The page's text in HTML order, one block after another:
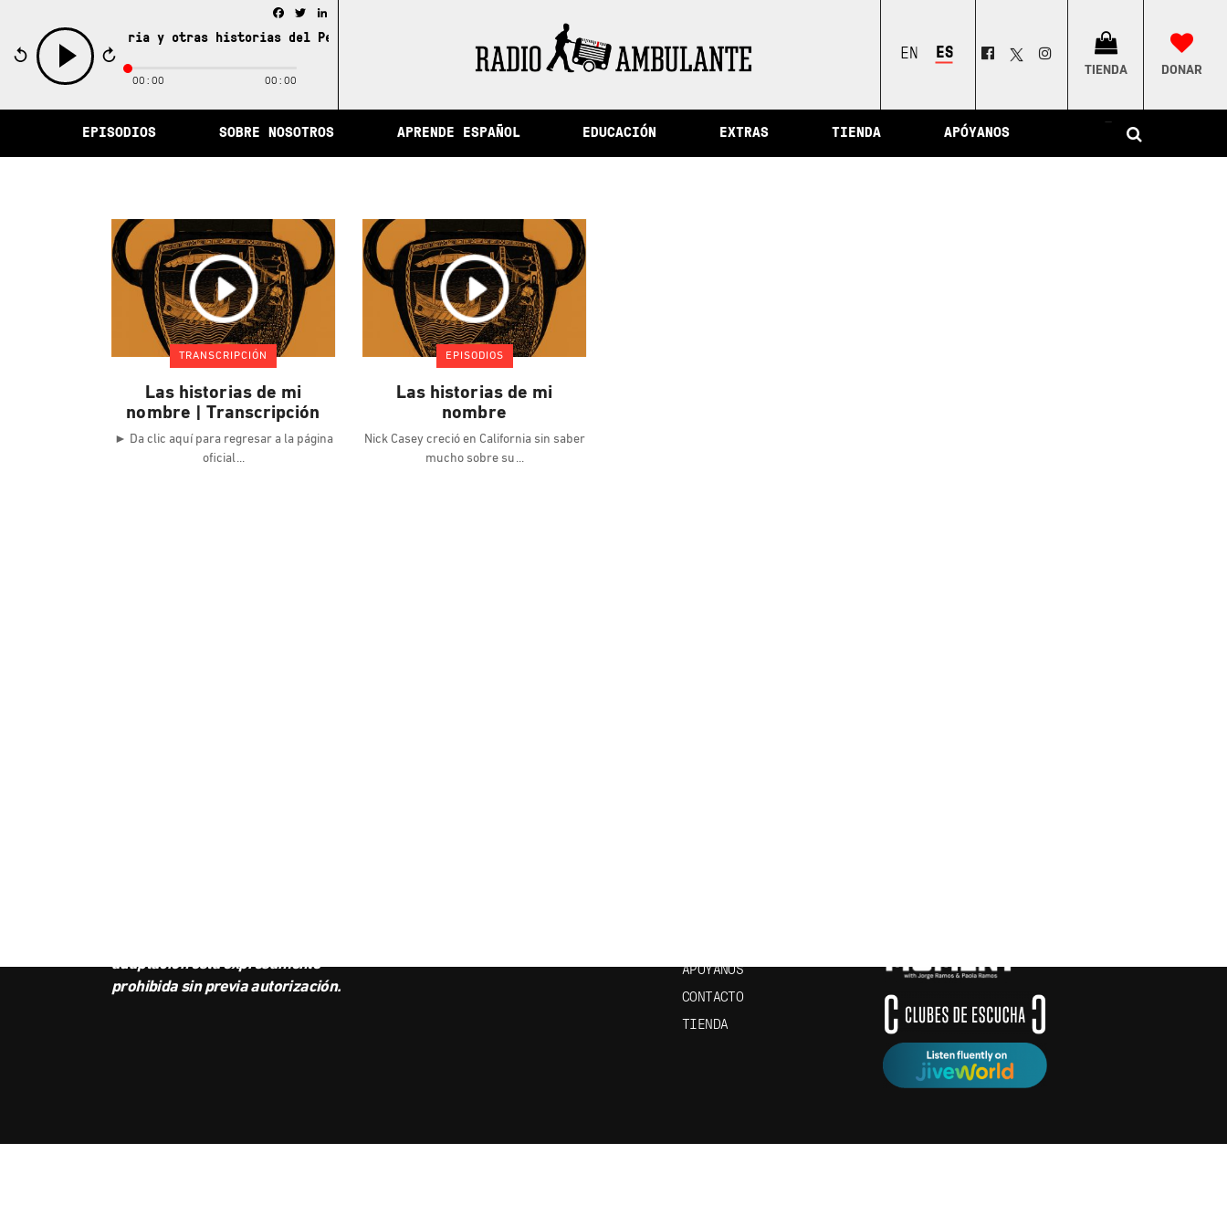
de la memoria y otras historias del Perú / La ciudad de la memoria y otras historias del Perú
play
Facebook
Twitter
00:00 00:00
ENGLISHESPAÑOL
TIENDA DONAR
EPISODIOS SOBRE NOSOTROS APRENDE ESPAÑOL EDUCACIÓN EXTRAS TIENDA APÓYANOS
–
TRANSCRIPCIÓN
Las historias de mi
nombre | Transcripción
► Da clic aquí para regresar a la página
oficial
EPISODIOS
Las historias de mi
nombre
Nick Casey creció en California sin saber
mucho sobre su
adaptación está expresamente
prohibida sin previa autorización.
APÓYANOS
CONTACTO
TIENDA